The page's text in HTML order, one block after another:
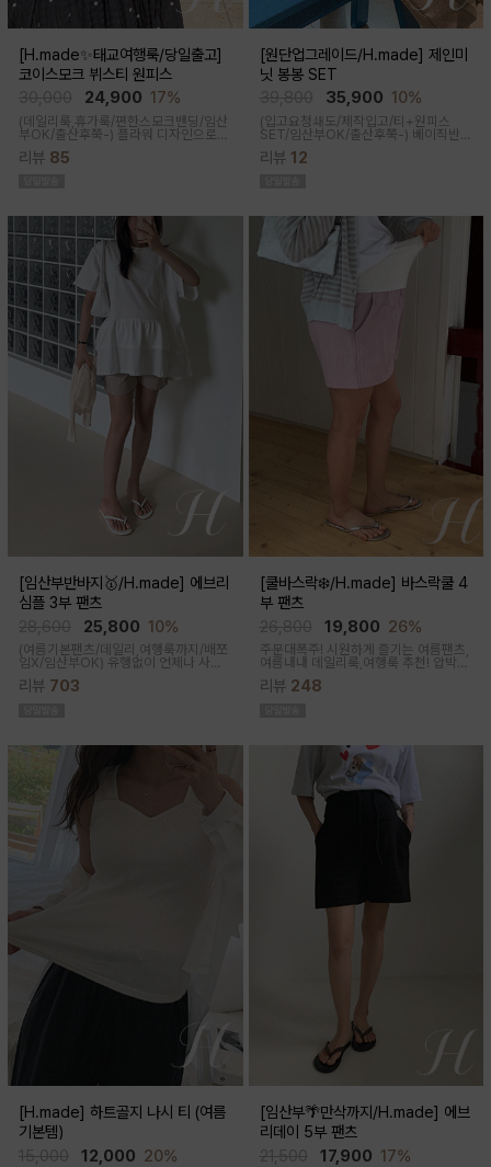
[H.made✨태교여행룩/당일출고]
코이스모크 뷔스티 원피스
24,900 17%
(데일리룩,휴가룩/편한스모크밴딩/임산
부OK/출산후쭉-) 플라워 디자인으로
여성스러워 소장욕구를 업시켜주는 뷔
스티에 원피스랍니다
리뷰 85
[원단업그레이드/H.made] 제인미
닛 봉봉 SET
35,900 10%
(입고요청쇄도/제작입고/티+원피스
SET/임산부OK/출산후쭉-) 베이직반팔
과 나시 원피스 세트 구성으로 가성비세
트로 탄탄한 코튼원단으로 부드럽고 내
리뷰 12
[임산부반바지🥇/H.made] 에브리
심플 3부 팬츠
25,800 10%
(여름기본팬츠/데일리,여행룩까지/배쪼
임X/임산부OK) 유행없이 언제나 사랑
받는 BASIC! 심플하고 베이직한 디자
인이라유행 걱정 없이 매 시즌마다꺼내
리뷰 703
[쿨바스락❄️/H.made] 바스락쿨 4
부 팬츠
19,800 26%
주문대폭주! 시원하게 즐기는 여름팬츠,
여름내내 데일리룩,여행룩 추천! 압박없
이 편안한 임부복대, 캐쥬얼한 무드의 편
안한 팬츠에요!바스락거리는 매끈한 원
리뷰 248
[H.made] 하트골지 나시 티 (여름
기본템)
12,000 20%
[임산부🌴만삭까지/H.made] 에브
리데이 5부 팬츠
17,900 17%